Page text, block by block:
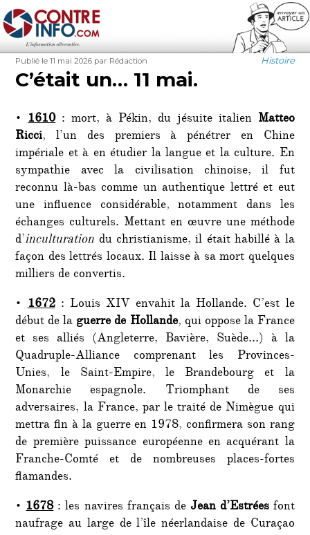
Contre-Info
Publié
le
Publié le 11 mai 2026 Auteur
par Rédaction Catégories
Histoire
C’était un… 11 mai.
•1610 : mort, à Pékin, du jésuite italien Matteo
Ricci, l’un des premiers à pénétrer en Chine
impériale et à en étudier la langue et la culture. En
sympathie avec la civilisation chinoise, il fut
reconnu là-bas comme un authentique lettré et eut
une influence considérable, notamment dans les
échanges culturels. Mettant en œuvre une méthode
d’inculturation du christianisme, il était habillé à la
façon des lettrés locaux. Il laisse à sa mort quelques
milliers de convertis.
•1672 : Louis XIV envahit la Hollande. C’est le
début de la guerre de Hollande, qui oppose la France
et ses alliés (Angleterre, Bavière, Suède…) à la
Quadruple-Alliance comprenant les Provinces-
Unies, le Saint-Empire, le Brandebourg et la
Monarchie espagnole. Triomphant de ses
adversaires, la France, par le traité de Nimègue qui
mettra fin à la guerre en 1978, confirmera son rang
de première puissance européenne en acquérant la
Franche-Comté et de nombreuses places-fortes
flamandes.
•1678 : les navires français de Jean d’Estréesfont
naufrage au large de l’île néerlandaise de Curaçao